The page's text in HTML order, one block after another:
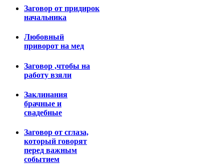
Заговор от придирок
начальника
Любовный
приворот на мед
Заговор ,чтобы на
работу взяли
Заклинания
брачные и
свадебные
Заговор от сглаза,
который говорят
перед важным
событием